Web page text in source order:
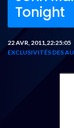
Tonight
22 AVR, 2011,22:25:05
EXCLUSIVITÉS DES